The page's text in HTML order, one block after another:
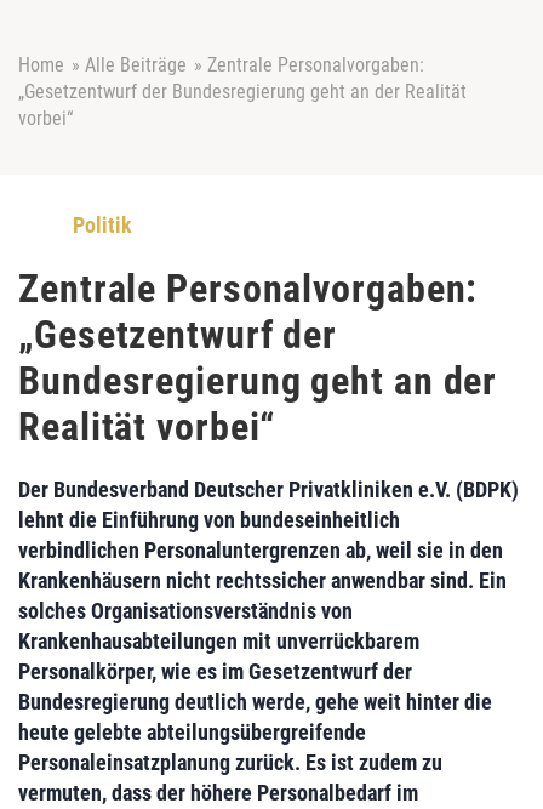
Home » Alle Beiträge » Zentrale Personalvorgaben:
„Gesetzentwurf der Bundesregierung geht an der Realität
vorbei“
Politik
Zentrale Personalvorgaben:
„Gesetzentwurf der
Bundesregierung geht an der
Realität vorbei“
Der Bundesverband Deutscher Privatkliniken e.V. (BDPK)
lehnt die Einführung von bundeseinheitlich
verbindlichen Personaluntergrenzen ab, weil sie in den
Krankenhäusern nicht rechtssicher anwendbar sind. Ein
solchesOrganisationsverständnis von
Krankenhausabteilungen mit unverrückbarem
Personalkörper, wie es im Gesetzentwurf der
Bundesregierungdeutlich werde, gehe weit hinter die
heute gelebte abteilungsübergreifende
Personaleinsatzplanung zurück. Es ist zudem zu
vermuten, dass der höhere Personalbedarf im